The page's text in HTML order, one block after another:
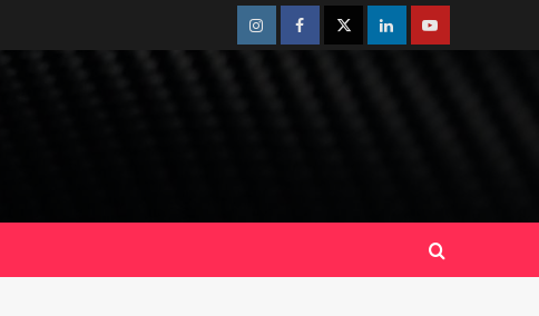
InstagramFacebookTwitterLinkedinYoutube